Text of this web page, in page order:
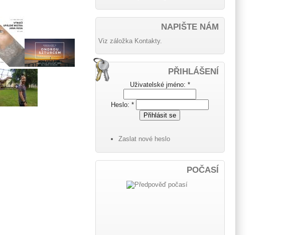
NAPIŠTE NÁM
Viz záložka Kontakty.
PŘIHLÁŠENÍ
Uživatelské jméno: *
Heslo:*
Zaslat nové heslo
POČASÍ